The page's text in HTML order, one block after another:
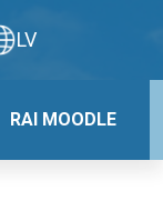
LV
RAI MOODLE